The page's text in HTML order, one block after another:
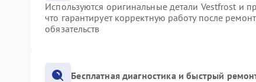
Используются оригинальные детали Vestfrost и
что гарантирует корректную работу после
обязательств
Бесплатная диагностика и быстрый